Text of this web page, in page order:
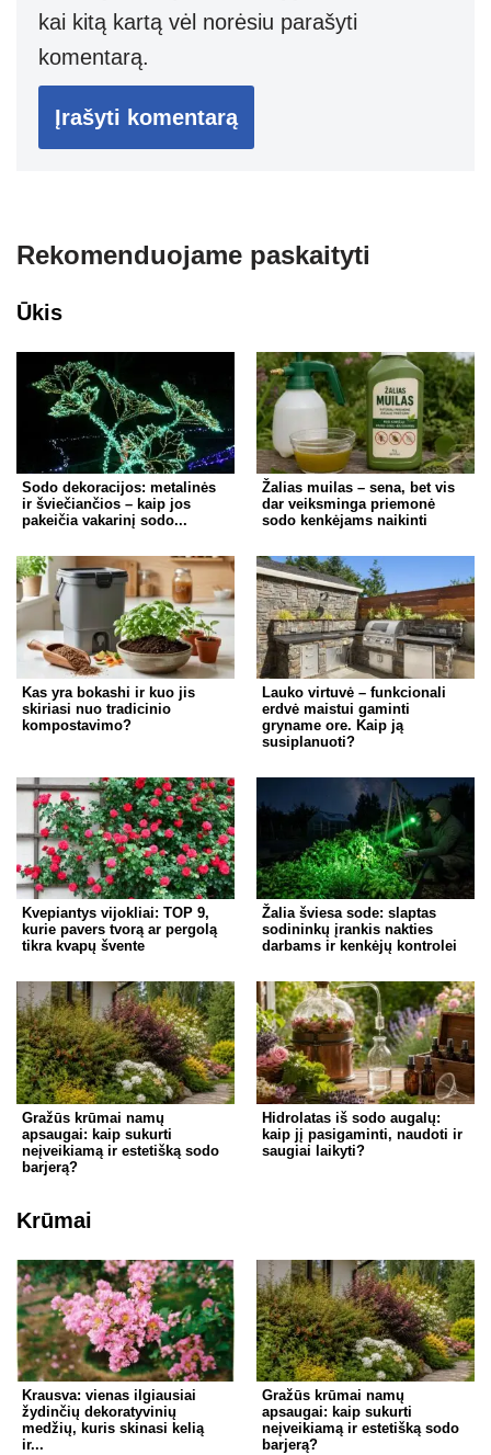
kai kitą kartą vėl norėsiu parašyti
komentarą.
Rekomenduojame paskaityti
Ūkis
Sodo dekoracijos: metalinės
ir šviečiančios – kaip jos
pakeičia vakarinį sodo...
Žalias muilas – sena, bet vis
dar veiksminga priemonė
sodo kenkėjams naikinti
Kas yra bokashi ir kuo jis
skiriasi nuo tradicinio
kompostavimo?
Lauko virtuvė – funkcionali
erdvė maistui gaminti
gryname ore. Kaip ją
susiplanuoti?
Kvepiantys vijokliai: TOP 9,
kurie pavers tvorą ar pergolą
tikra kvapų švente
Žalia šviesa sode: slaptas
sodininkų įrankis nakties
darbams ir kenkėjų kontrolei
Gražūs krūmai namų
apsaugai: kaip sukurti
neįveikiamą ir estetišką sodo
barjerą?
Hidrolatas iš sodo augalų:
kaip jį pasigaminti, naudoti ir
saugiai laikyti?
Krūmai
Krausva: vienas ilgiausiai
žydinčių dekoratyvinių
medžių, kuris skinasi kelią
ir...
Gražūs krūmai namų
apsaugai: kaip sukurti
neįveikiamą ir estetišką sodo
barjerą?